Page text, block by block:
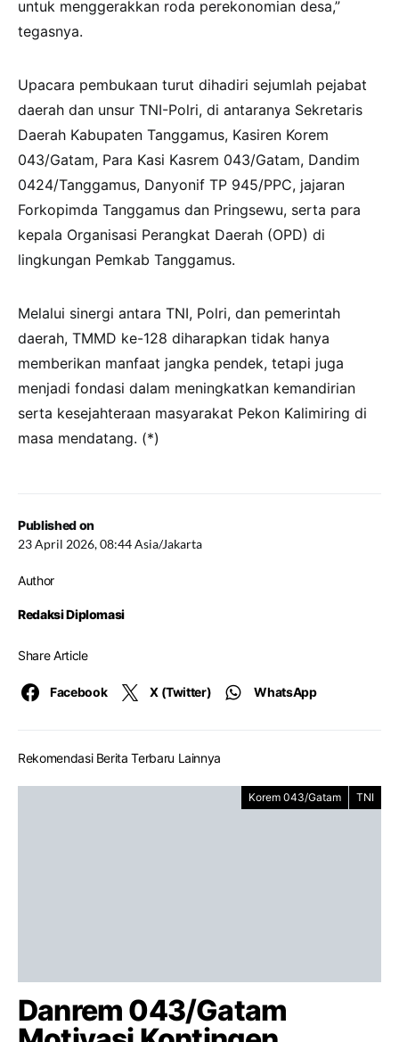
Published on
23 April 2026, 08:44 Asia/Jakarta
Author
Redaksi Diplomasi
Share Article
Facebook X (Twitter) WhatsApp
untuk menggerakkan roda perekonomian desa,”
tegasnya.
Upacara pembukaan turut dihadiri sejumlah pejabat
daerah dan unsur TNI-Polri, di antaranya Sekretaris
Daerah Kabupaten Tanggamus, Kasiren Korem
043/Gatam, Para Kasi Kasrem 043/Gatam, Dandim
0424/Tanggamus, Danyonif TP 945/PPC, jajaran
Forkopimda Tanggamus dan Pringsewu, serta para
kepala Organisasi Perangkat Daerah (OPD) di
lingkungan Pemkab Tanggamus.
Melalui sinergi antara TNI, Polri, dan pemerintah
daerah, TMMD ke-128 diharapkan tidak hanya
memberikan manfaat jangka pendek, tetapi juga
menjadi fondasi dalam meningkatkan kemandirian
serta kesejahteraan masyarakat Pekon Kalimiring di
masa mendatang. (*)
Rekomendasi Berita Terbaru Lainnya
Korem 043/Gatam TNI
Danrem 043/Gatam